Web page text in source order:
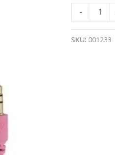
-
Auriculares
Gamer
Jedel
SKU: 001233